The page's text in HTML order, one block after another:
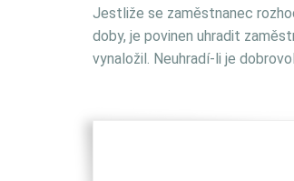
Jestliže se zaměstnanec
doby, je povinen uhradit
vynaložil. Neuhradí-li je